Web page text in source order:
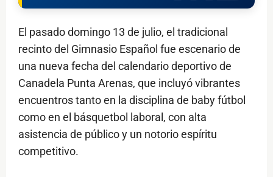
El pasado domingo 13 de julio, el tradicional
recinto del Gimnasio Español fue escenario de
una nueva fecha del calendario deportivo de
Canadela Punta Arenas, que incluyó vibrantes
encuentros tanto en la disciplina de baby fútbol
como en el básquetbol laboral, con alta
asistencia de público y un notorio espíritu
competitivo.